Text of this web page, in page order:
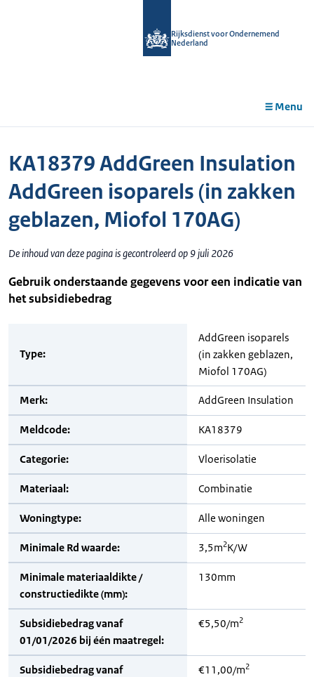
Rijksdienst voor Ondernemend
Nederland
Menu
KA18379 AddGreen Insulation
AddGreen isoparels (in zakken
geblazen, Miofol 170AG)
De inhoud van deze pagina is gecontroleerd op 9 juli 2026
Gebruik onderstaande gegevens voor een indicatie van
het subsidiebedrag
Type:
AddGreen isoparels
(in zakken geblazen,
Miofol 170AG)
Merk: AddGreen Insulation
Meldcode: KA18379
Categorie: Vloerisolatie
Materiaal: Combinatie
Woningtype: Alle woningen
Minimale Rd waarde: 3,5m2K/W
Minimale materiaaldikte /
constructiedikte (mm):
130mm
Subsidiebedrag vanaf
01/01/2026 bij één maatregel:
€5,50/m2
Subsidiebedrag vanaf
€11,00/m2